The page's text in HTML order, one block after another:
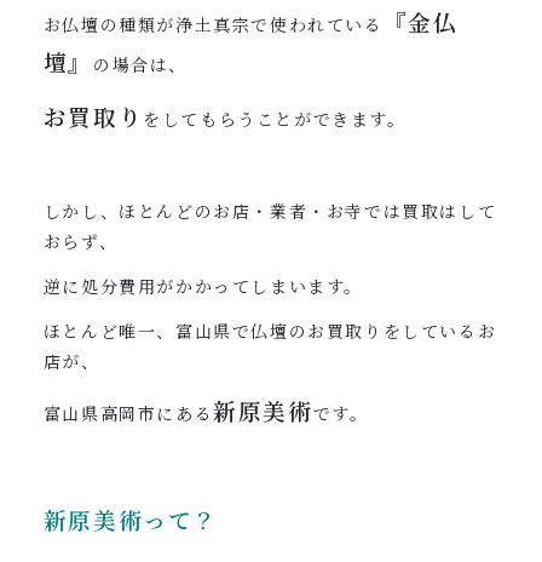
お仏壇の種類が浄土真宗で使われている
『金仏
壇』
の場合は、
お買取り をしてもらうことができます。
しかし、ほとんどのお店・業者・お寺では買取はして
おらず、
逆に処分費用がかかってしまいます。
ほとんど唯一、富山県で仏壇のお買取りをしているお
店が、
富山県高岡市にある新原美術です。
新原美術って？